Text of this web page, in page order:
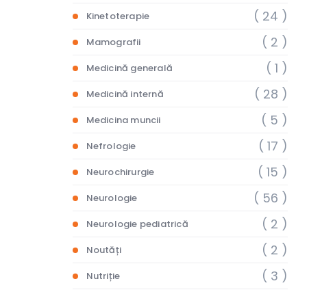
Kinetoterapie ( 24 )
Mamografii ( 2 )
Medicină generală ( 1 )
Medicină internă ( 28 )
Medicina muncii ( 5 )
Nefrologie ( 17 )
Neurochirurgie ( 15 )
Neurologie ( 56 )
Neurologie pediatrică ( 2 )
Noutăți ( 2 )
Nutriție ( 3 )